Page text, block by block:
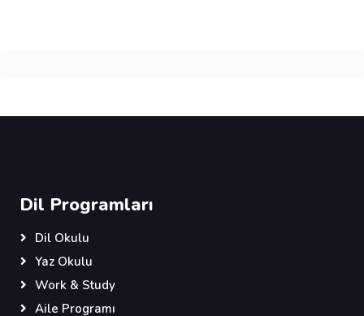
Dil Programları
Dil Okulu
Yaz Okulu
Work & Study
Aile Programı